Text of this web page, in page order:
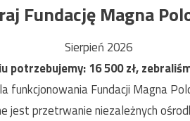
Fundację Magna
Sierpień 2026
potrzebujemy:16 500zł,
funkcjonowania Fundacji Magna
jest przetrwanie niezależnych